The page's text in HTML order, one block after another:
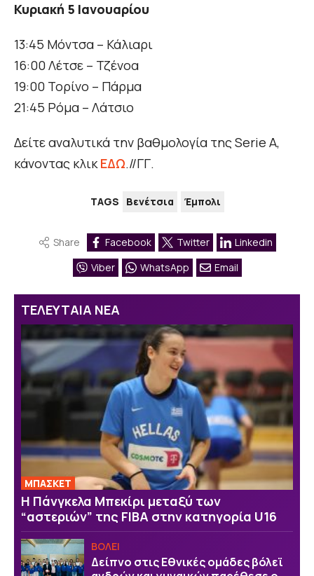
Κυριακή 5 Ιανουαρίου
13:45 Μόντσα – Κάλιαρι
16:00 Λέτσε – Τζένοα
19:00 Τορίνο – Πάρμα
21:45 Ρόμα – Λάτσιο
Δείτε αναλυτικά την βαθμολογία της Serie A,
κάνοντας κλικ ΕΔΩ.//ΓΓ.
TAGS Βενέτσια Έμπολι
Share Facebook Twitter
Linkedin
Viber
WhatsApp Email
ΤΕΛΕΥΤΑΙΑ ΝΕΑ
ΜΠΑΣΚΕΤ
H Πάνγκελα Μπεκίρι μεταξύ των
“αστεριών” της FIBA στην κατηγορία U16
ΒOΛΕΙ
Δείπνο στις Εθνικές ομάδες βόλεϊ